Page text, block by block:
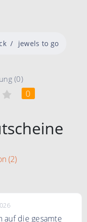
jewels to go
(0)
0
(2)
auf die gesamte